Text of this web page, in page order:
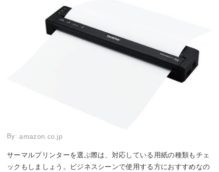
By:amazon.co.jp
サーマルプリンターを選ぶ際は、対応している用紙の種類もチェ
ックもしましょう。ビジネスシーンで使用する方におすすめなの